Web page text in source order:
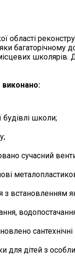
області
багаторічному
виконано:
будівлі школи;
сучасний
встановленням
водопостачання
для дітей з